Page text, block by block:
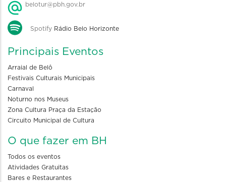
belotur@pbh.gov.br
Spotify Rádio Belo Horizonte
Principais Eventos
Arraial de Belô
Festivais Culturais Municipais
Carnaval
Noturno nos Museus
Zona Cultura Praça da Estação
Circuito Municipal de Cultura
O que fazer em BH
Todos os eventos
Atividades Gratuitas
Bares e Restaurantes